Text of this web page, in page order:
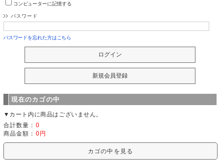
コンピューターに記憶する
パスワード
パスワードを忘れた方はこちら
現在のカゴの中
▼カート内に商品はございません。
合計数量： 0
商品金額： 0円
カゴの中を見る